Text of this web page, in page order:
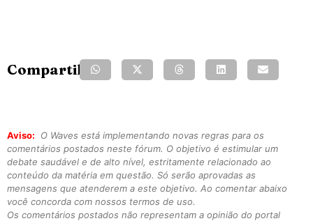
Compartilhe:
Aviso:
O Waves está implementando novas regras para os
comentários postados neste fórum. O objetivo é estimular um
debate saudável e de alto nível, estritamente relacionado ao
conteúdo da matéria em questão. Só serão aprovadas as
mensagens que atenderem a este objetivo. Ao comentar abaixo
você concorda com nossos termos de uso.
Os comentários postados não representam a opinião do portal